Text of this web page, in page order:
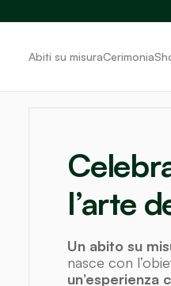
Abiti su misuraCerimonia
l’arte
Un abito su
nasce con
un’esperienza